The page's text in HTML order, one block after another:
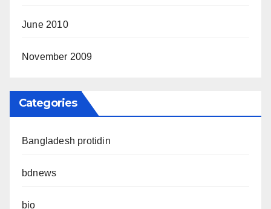
June 2010
November 2009
Categories
Bangladesh protidin
bdnews
bio